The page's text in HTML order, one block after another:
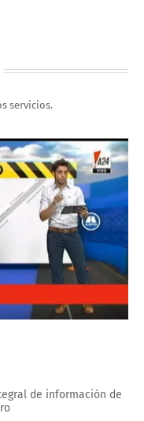
servicios.
de información de